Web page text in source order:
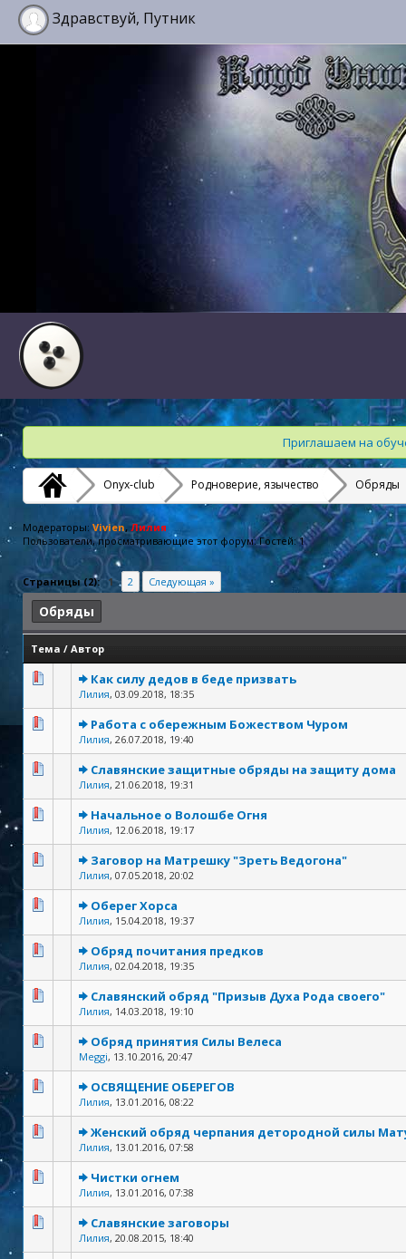
Здравствуй, Путник
Приглашаем на
Onyx-club Родноверие, язычество Обряды
Модераторы: Vivien, Лилия
Пользователи, просматривающие этот форум: Гостей: 1
Страницы (2): 1 2 Следующая »
Обряды
Тема / Автор
Как силу дедов в беде призвать
Лилия, 03.09.2018, 18:35
Работа с обережным Божеством Чуром
Лилия, 26.07.2018, 19:40
Славянские защитные обряды на защиту дома
Лилия, 21.06.2018, 19:31
Начальное о Волошбе Огня
Лилия, 12.06.2018, 19:17
Заговор на Матрешку "Зреть Ведогона"
Лилия, 07.05.2018, 20:02
Оберег Хорса
Лилия, 15.04.2018, 19:37
Обряд почитания предков
Лилия, 02.04.2018, 19:35
Славянский обряд "Призыв Духа Рода своего"
Лилия, 14.03.2018, 19:10
Обряд принятия Силы Велеса
Meggi, 13.10.2016, 20:47
ОСВЯЩЕНИЕ ОБЕРЕГОВ
Лилия, 13.01.2016, 08:22
Женский обряд черпания детородной силы
Лилия, 13.01.2016, 07:58
Чистки огнем
Лилия, 13.01.2016, 07:38
Славянские заговоры
Лилия, 20.08.2015, 18:40